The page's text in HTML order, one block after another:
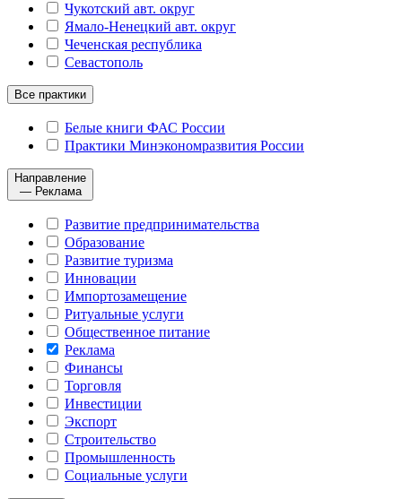
Чукотский авт. округ
Ямало-Ненецкий авт. округ
Чеченская республика
Севастополь
Все практики
Белые книги ФАС России
Практики Минэкономразвития России
Направление
— Реклама
Развитие предпринимательства
Образование
Развитие туризма
Инновации
Импортозамещение
Ритуальные услуги
Общественное питание
Реклама
Финансы
Торговля
Инвестиции
Экспорт
Строительство
Промышленность
Социальные услуги